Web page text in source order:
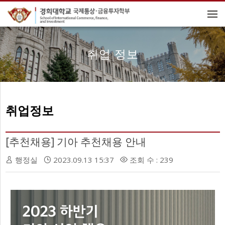
메뉴 건너뛰기
취업 정보
취업정보
[추천채용] 기아 추천채용 안내
행정실 2023.09.13 15:37 조회 수 : 239